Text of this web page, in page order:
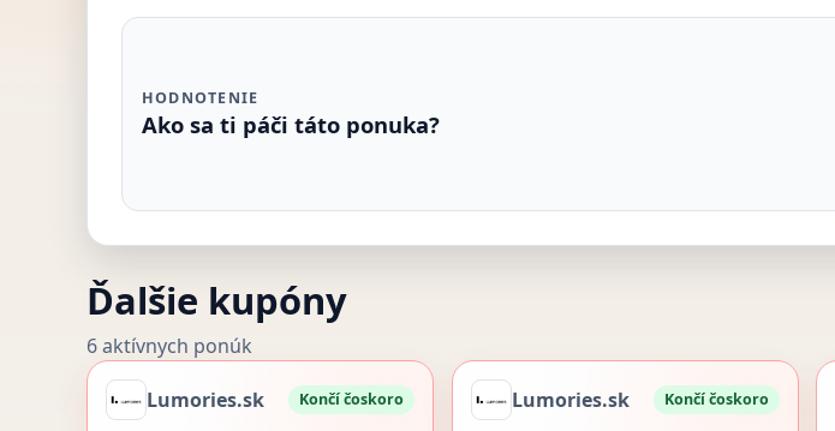
HODNOTENIE
Ako sa ti páči táto ponuka?
Ďalšie kupóny
6 aktívnych ponúk
Lumories.sk Končí čoskoro Lumories.sk Končí čoskoro